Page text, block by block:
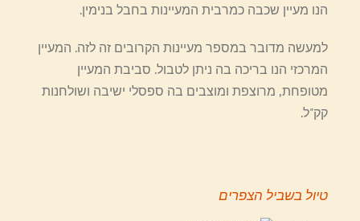
הנו מעיין שכבה כמרבית המעיינות בחבל בנימין.
למעשה מדובר במספר מעיינות הקרובים זה לזה. המעיין
המרכזי הנו בריכה בה ניתן לטבול. סביבת המעיין
מטופחת, מרוצפת ומוצבים בה ספסלי ישיבה ושולחנות
קק"ל.
טיול בשביל הצפרים